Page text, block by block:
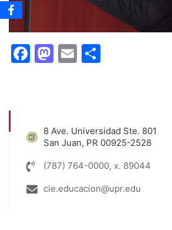
Facebook
Mastodon
Email
8 Ave. Universidad Ste. 801
San Juan, PR 00925-2528
(787) 764-0000, x. 89044
cie.educacion@upr.edu